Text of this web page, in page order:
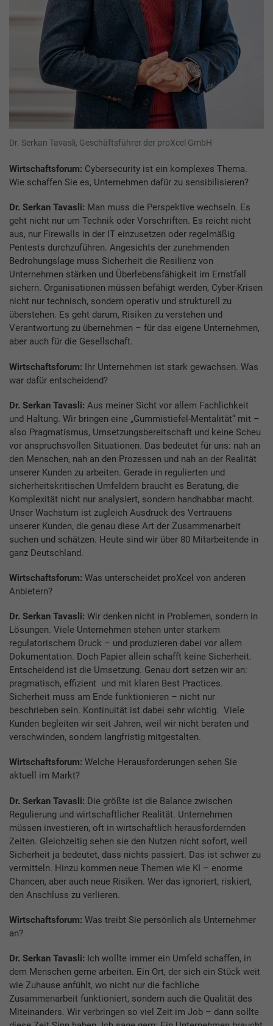
Dr. Serkan Tavasli, Geschäftsführer der proXcel GmbH
Wirtschaftsforum: Cybersecurity ist ein komplexes Thema.
Wie schaffen Sie es, Unternehmen dafür zu sensibilisieren?
Dr. Serkan Tavasli: Man muss die Perspektive wechseln. Es
geht nicht nur um Technik oder Vorschriften. Es reicht nicht
aus, nur Firewalls in der IT einzusetzen oder regelmäßig
Pentests durchzuführen. Angesichts der zunehmenden
Bedrohungslage muss Sicherheit die Resilienz von
Unternehmen stärken und Überlebensfähigkeit im Ernstfall
sichern. Organisationen müssen befähigt werden, Cyber-Krisen
nicht nur technisch, sondern operativ und strukturell zu
überstehen. Es geht darum, Risiken zu verstehen und
Verantwortung zu übernehmen – für das eigene Unternehmen,
aber auch für die Gesellschaft.
Wirtschaftsforum: Ihr Unternehmen ist stark gewachsen. Was
war dafür entscheidend?
Dr. Serkan Tavasli: Aus meiner Sicht vor allem Fachlichkeit
und Haltung. Wir bringen eine „Gummistiefel-Mentalität“ mit –
also Pragmatismus, Umsetzungsbereitschaft und keine Scheu
vor anspruchsvollen Situationen. Das bedeutet für uns: nah an
den Menschen, nah an den Prozessen und nah an der Realität
unserer Kunden zu arbeiten. Gerade in regulierten und
sicherheitskritischen Umfeldern braucht es Beratung, die
Komplexität nicht nur analysiert, sondern handhabbar macht.
Unser Wachstum ist zugleich Ausdruck des Vertrauens
unserer Kunden, die genau diese Art der Zusammenarbeit
suchen und schätzen. Heute sind wir über 80 Mitarbeitende in
ganz Deutschland.
Wirtschaftsforum: Was unterscheidet proXcel von anderen
Anbietern?
Dr. Serkan Tavasli: Wir denken nicht in Problemen, sondern in
Lösungen. Viele Unternehmen stehen unter starkem
regulatorischem Druck – und produzieren dabei vor allem
Dokumentation. Doch Papier allein schafft keine Sicherheit.
Entscheidend ist die Umsetzung. Genau dort setzen wir an:
pragmatisch, effizient und mit klaren Best Practices.
Sicherheit muss am Ende funktionieren – nicht nur
beschrieben sein. Kontinuität ist dabei sehr wichtig. Viele
Kunden begleiten wir seit Jahren, weil wir nicht beraten und
verschwinden, sondern langfristig mitgestalten.
Wirtschaftsforum: Welche Herausforderungen sehen Sie
aktuell im Markt?
Dr. Serkan Tavasli: Die größte ist die Balance zwischen
Regulierung und wirtschaftlicher Realität. Unternehmen
müssen investieren, oft in wirtschaftlich herausfordernden
Zeiten. Gleichzeitig sehen sie den Nutzen nicht sofort, weil
Sicherheit ja bedeutet, dass nichts passiert. Das ist schwer zu
vermitteln. Hinzu kommen neue Themen wie KI – enorme
Chancen, aber auch neue Risiken. Wer das ignoriert, riskiert,
den Anschluss zu verlieren.
Wirtschaftsforum: Was treibt Sie persönlich als Unternehmer
an?
Dr. Serkan Tavasli: Ich wollte immer ein Umfeld schaffen, in
dem Menschen gerne arbeiten. Ein Ort, der sich ein Stück weit
wie Zuhause anfühlt, wo nicht nur die fachliche
Zusammenarbeit funktioniert, sondern auch die Qualität des
Miteinanders. Wir verbringen so viel Zeit im Job – dann sollte